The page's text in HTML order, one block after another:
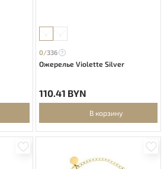
0/336
Ожерелье Violette Silver
110.41 BYN
В корзину